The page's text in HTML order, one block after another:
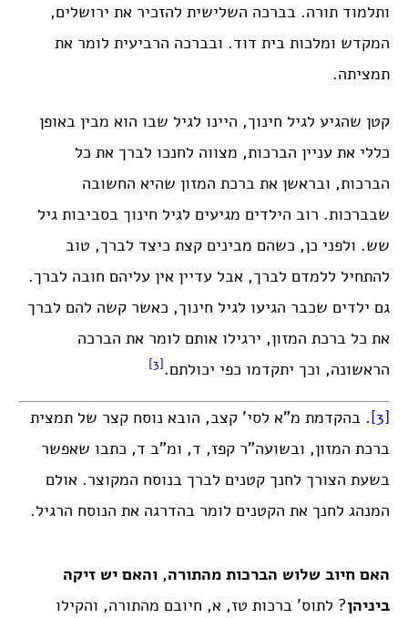
ותלמוד תורה. בברכה השלישית להזכיר את ירושלים,
המקדש ומלכות בית דוד. ובברכה הרביעית לומר את
תמציתה.
קטן שהגיע לגיל חינוך, היינו לגיל שבו הוא מבין באופן
כללי את עניין הברכות, מצווה לחנכו לברך את כל
הברכות, ובראשן את ברכת המזון שהיא החשובה
שבברכות. רוב הילדים מגיעים לגיל חינוך בסביבות גיל
שש. ולפני כן, כשהם מבינים קצת כיצד לברך, טוב
להתחיל ללמדם לברך, אבל עדיין אין עליהם חובה לברך.
גם ילדים שכבר הגיעו לגיל חינוך, כאשר קשה להם לברך
את כל ברכת המזון, ירגילו אותם לומר את הברכה
הראשונה, וכך יתקדמו כפי יכולתם. [3]
[3]
. בהקדמת מ”א לסי’ קצב, הובא נוסח קצר של תמצית
ברכת המזון, ובשועה”ר קפז, ד, ומ”ב ד, כתבו שאפשר
בשעת הצורך לחנך קטנים לברך בנוסח המקוצר. אולם
המנהג לחנך את הקטנים לומר בהדרגה את הנוסח הרגיל.
האם חיוב שלוש הברכות מהתורה, והאם יש זיקה
ביניהן? לתוס’ ברכות טז, א, חיובם מהתורה, והקילו